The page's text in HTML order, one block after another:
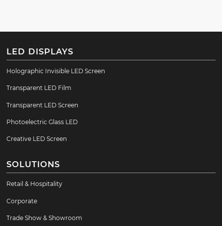
LED DISPLAYS
Holographic Invisible LED Screen
Transparent LED Film
Transparent LED Screen
Photoelectric Glass LED
Creative LED Screen
SOLUTIONS
Retail & Hospitality
Corporate
Trade Show & Showroom